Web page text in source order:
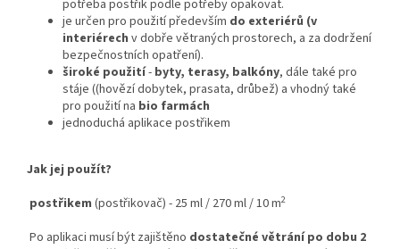
potřeba postřik podle potřeby opakovat.
je určen pro použití především do exteriérů (v
interiérech v dobře větraných prostorech, a za dodržení
bezpečnostních opatření).
široké použití- byty, terasy, balkóny, dále také pro
stáje ((hovězí dobytek, prasata, drůbež) a vhodný také
pro použití na bio farmách
jednoduchá aplikace postřikem
Jak jej použít?
postřikem (postřikovač) - 25 ml / 270 ml / 10 m2
Po aplikaci musí být zajištěno dostatečné větrání po dobu 2